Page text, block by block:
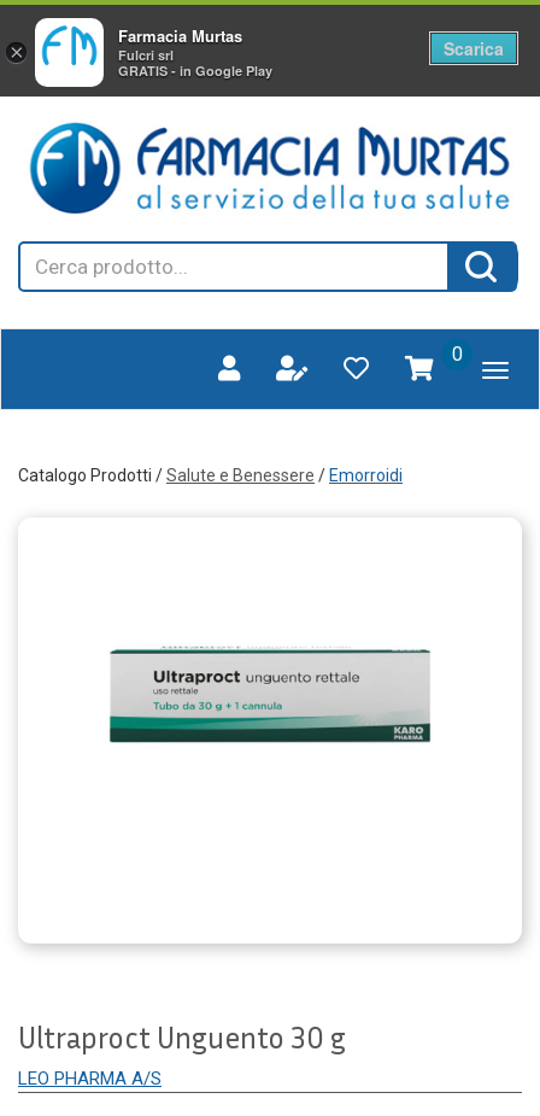
contenuto
principale
SCANO
Cerca
Prodotto
0prodotti
inseriti
Catalogo Prodotti /Salute e Benessere / Emorroidi
Ultraproct Unguento 30 g
LEO PHARMA A/S
×
Farmacia Murtas
Fulcri srl
GRATIS - in Google Play
Scarica